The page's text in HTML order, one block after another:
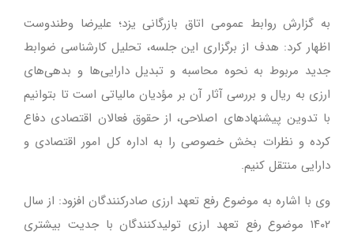
به گزارش روابط عمومی اتاق بازرگانی یزد؛ علیرضا وطندوست
اظهار کرد: هدف از برگزاری این جلسه، تحلیل کارشناسی ضوابط
جدید مربوط به نحوه محاسبه و تبدیل دارایی‌ها و بدهی‌های
ارزی به ریال و بررسی آثار آن بر مؤدیان مالیاتی است تا بتوانیم
با تدوین پیشنهادهای اصلاحی، از حقوق فعالان اقتصادی دفاع
کرده و نظرات بخش خصوصی را به اداره کل امور اقتصادی و
دارایی منتقل کنیم.
وی با اشاره به موضوع رفع تعهد ارزی صادرکنندگان افزود: از سال
۱۴۰۲ موضوع رفع تعهد ارزی تولیدکنندگان با جدیت بیشتری